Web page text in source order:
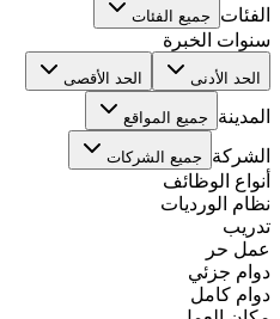
الفئات جميع الفئات
سنوات الخبرة
الحد الأدنى الحد الأقصى
المدينة جميع المواقع
الشركة جميع الشركات
أنواع الوظائف
نظام الورديات
تدريب
عمل حر
دوام جزئي
دوام كامل